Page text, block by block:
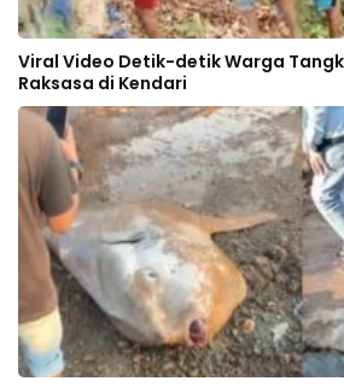
Viral Video Detik-detik Warga
Raksasa di Kendari